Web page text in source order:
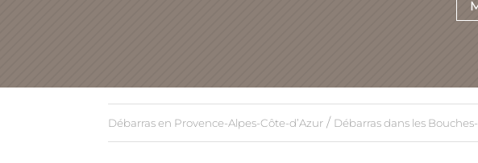
Débarras en Provence-Alpes-Côte-d’Azur / Débarras dans les